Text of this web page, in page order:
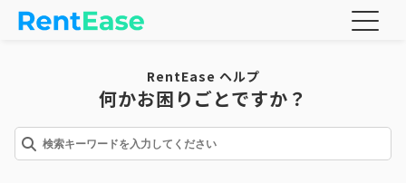
RentEase ヘルプ
何かお困りごとですか？